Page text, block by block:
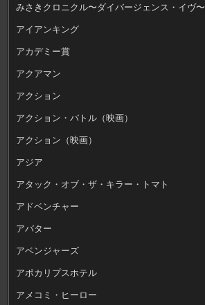
みさきクロニクル〜ダイバージェンス・イヴ〜
アイアンキング
アカデミー賞
アクアマン
アクション
アクション・バトル（映画）
アクション（映画）
アジア
アタック・オブ・ザ・キラー・トマト
アドベンチャー
アバター
アベンジャーズ
アポカリプスホテル
アメコミ・ヒーロー